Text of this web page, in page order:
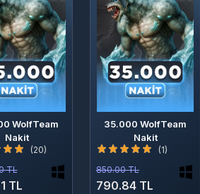
WolfTeam
Nakit
(20)
TL
TL
35.000 WolfTeam
Nakit
(1)
850.00 TL
790.84 TL